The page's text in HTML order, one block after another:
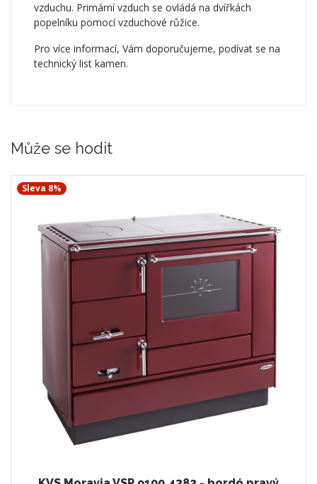
vzduchu. Primární vzduch se ovládá na dvířkách
popelníku pomocí vzduchové růžice.
Pro více informací, Vám doporučujeme, podívat se na
technický list kamen.
Může se hodit
Sleva 8%